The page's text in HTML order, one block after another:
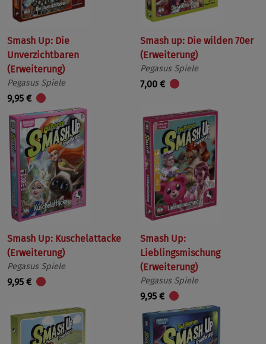
Smash Up: Die
Unverzichtbaren
(Erweiterung)
Pegasus Spiele
9,95 €
Smash up: Die wilden 70er
(Erweiterung)
Pegasus Spiele
7,00 €
Smash Up: Kuschelattacke
(Erweiterung)
Pegasus Spiele
9,95 €
Smash Up:
Lieblingsmischung
(Erweiterung)
Pegasus Spiele
9,95 €